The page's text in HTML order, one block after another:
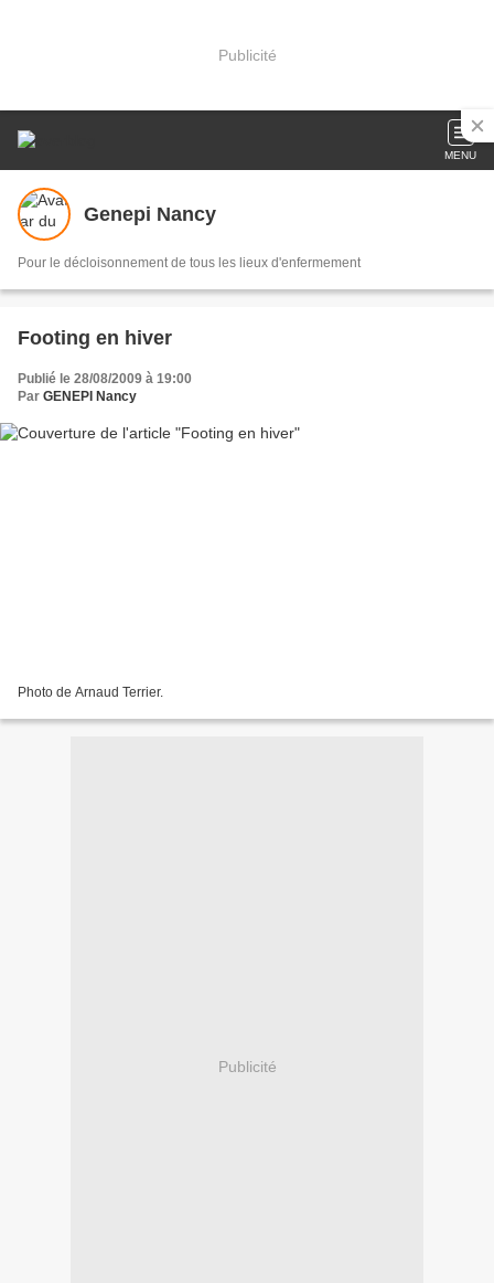
Publicité
MENU
Genepi Nancy
Pour le décloisonnement de tous les lieux d'enfermement
Footing en hiver
Publié le 28/08/2009 à 19:00
Par GENEPI Nancy
Photo de Arnaud Terrier.
Publicité